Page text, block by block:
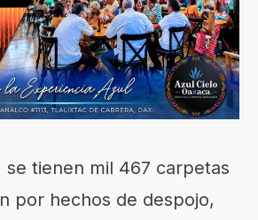
se tienen mil 467 carpetas
por hechos de despojo,